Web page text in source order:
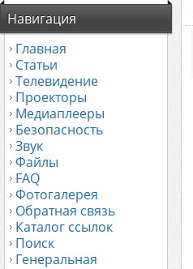
Навигация
Главная
Статьи
Телевидение
Проекторы
Медиаплееры
Безопасность
Звук
Файлы
FAQ
Фотогалерея
Обратная связь
Каталог ссылок
Поиск
Генеральная